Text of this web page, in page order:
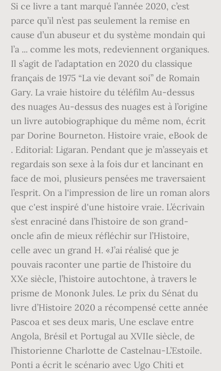
Si ce livre a tant marqué l’année 2020, c’est
parce qu’il n’est pas seulement la remise en
cause d’un abuseur et du système mondain qui
l’a ... comme les mots, redeviennent organiques.
Il s’agit de l’adaptation en 2020 du classique
français de 1975 “La vie devant soi” de Romain
Gary. La vraie histoire du téléfilm Au-dessus
des nuages Au-dessus des nuages est à l’origine
un livre autobiographique du même nom, écrit
par Dorine Bourneton. Histoire vraie, eBook de
. Editorial: Ligaran. Pendant que je m’asseyais et
regardais son sexe à la fois dur et lancinant en
face de moi, plusieurs pensées me traversaient
l’esprit. On a l'impression de lire un roman alors
que c'est inspiré d'une histoire vraie. L’écrivain
s’est enraciné dans l’histoire de son grand-
oncle afin de mieux réfléchir sur l’Histoire,
celle avec un grand H. «J’ai réalisé que je
pouvais raconter une partie de l’histoire du
XXe siècle, l’histoire autochtone, à travers le
prisme de Mononk Jules. Le prix du Sénat du
livre d’Histoire 2020 a récompensé cette année
Pascoa et ses deux maris, Une esclave entre
Angola, Brésil et Portugal au XVIIe siècle, de
l’historienne Charlotte de Castelnau-L’Estoile.
Ponti a écrit le scénario avec Ugo Chiti et